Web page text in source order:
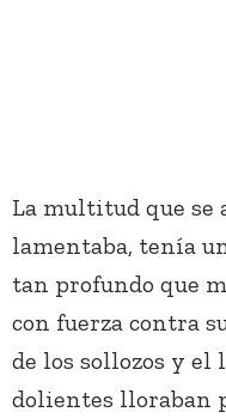
La multitud que se
lamentaba, tenía
tan profundo que
con fuerza contra
de los sollozos y el
dolientes lloraban